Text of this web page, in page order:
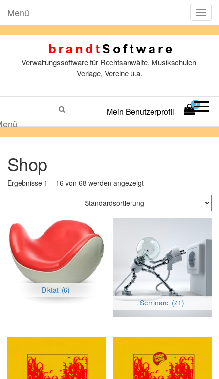
Menü
T
o
g
i
g
Verwaltungssoftware für Rechtsanwälte, Musikschulen,
Verlage, Vereine u.a.
0
Mein Benutzerprofil
Shop
Ergebnisse 1 – 16 von 68 werden angezeigt
Diktat (6)
Seminare (21)